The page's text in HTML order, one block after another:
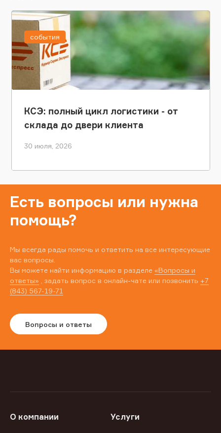
КСЭ: полный цикл логистики - от
склада до двери клиента
30 июля, 2026
события
Есть вопросы или нужна
помощь?
Мы всегда рады помочь и ответить на все интересующие
вас вопросы.
Вы можете найти информацию в разделе «Вопросы и
ответы» , задать вопрос в онлайн-чате или позвонить +7
(843) 567-19-71
Вопросы и ответы
О компании Услуги